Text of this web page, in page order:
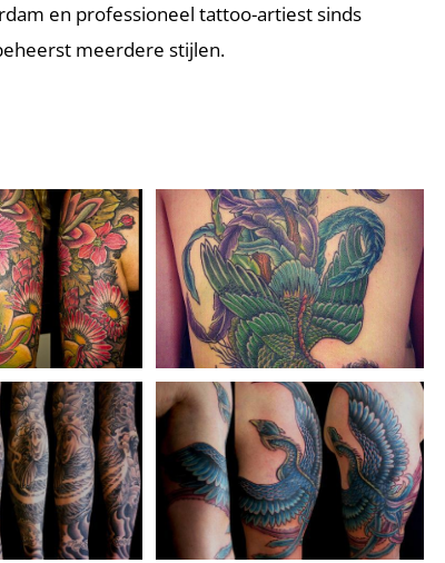
en professioneel tattoo-artiest sinds
meerdere stijlen.